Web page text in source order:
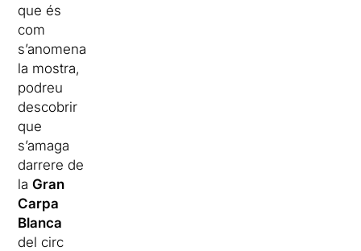
que és
com
s’anomena
la mostra,
podreu
descobrir
que
s’amaga
darrere de
laGran
Carpa
Blanca
del circ